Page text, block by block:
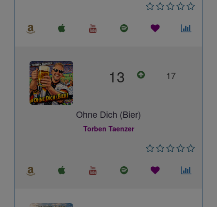
13 17
Ohne Dich (Bier)
Torben Taenzer